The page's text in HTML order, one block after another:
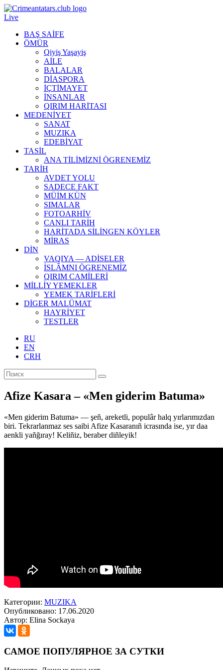
Live
BAŞ SAİFE
ÖMÜR
Qiyiş Yaşayiş
AİLE
BALALAR
DİASPORA
İÇTİMAYET
İNSANLAR
QIRIM HARİTASI
MEDENİYET
SANAT
MUZIKA
EDEBİYAT
TASİL
ANA TİLİMİZNİ ÖGRENEMİZ
TARİH
AVDET YOLU
SADECE FAKT
MÜİM KÜN
SIMАLAR
FOTOARHİV
CANLI TARİH
HARİTADA SİLİNGEN KÖYLER
MİRAS
DİN
VAQIYA — ADİSELER
İSLÂMNI ÖGRENEMİZ
QIRIM CAMİLERİ
MİLLİY YEMEKLER
YEMEK TARİFLERİ
DİGER MALÜMAT
HAYRİYET
TESTLER
RU
EN
CRH
Afize Kasara – «Men giderim Batuma»
«Men giderim Batuma» — şeñ, areketli, populâr halq yırlarımızdan
biri. Tekrarlanmaz ses saibi Afize Kasaranıñ icrasında ise, yır daa
aenkli yañğıray! Keliñiz, beraber diñleyik!
Категории: MUZIKA
Опубликовано: 17.06.2020
Автор: Elina Sockaya
САМОЕ ПОПУЛЯРНОЕ ЗА СУТКИ